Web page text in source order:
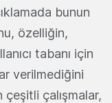
bunun
özelliğin,
tabanı için
verilmediğini
çalışmalar,